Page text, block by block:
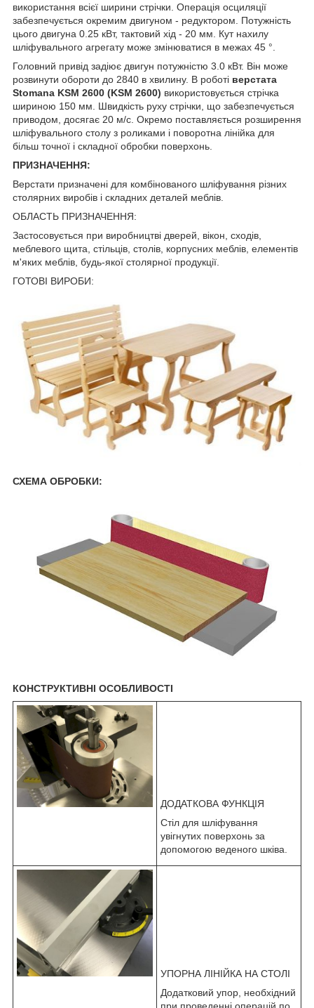
використання всієї ширини стрічки. Операція осциляції
забезпечується окремим двигуном - редуктором. Потужність
цього двигуна 0.25 кВт, тактовий хід - 20 мм. Кут нахилу
шліфувального агрегату може змінюватися в межах 45 °.
Головний привід задіює двигун потужністю 3.0 кВт. Він може
розвинути обороти до 2840 в хвилину. В роботі верстата
Stomana KSM 2600 (KSM 2600) використовується стрічка
шириною 150 мм. Швидкість руху стрічки, що забезпечується
приводом, досягає 20 м/с. Окремо поставляється розширення
шліфувального столу з роликами і поворотна лінійка для
більш точної і складної обробки поверхонь.
ПРИЗНАЧЕННЯ:
Верстати призначені для комбінованого шліфування різних
столярних виробів і складних деталей меблів.
ОБЛАСТЬ ПРИЗНАЧЕННЯ:
Застосовується при виробництві дверей, вікон, сходів,
меблевого щита, стільців, столів, корпусних меблів, елементів
м'яких меблів, будь-якої столярної продукції.
ГОТОВІ ВИРОБИ:
СХЕМА ОБРОБКИ:
КОНСТРУКТИВНІ ОСОБЛИВОСТІ
ДОДАТКОВА ФУНКЦІЯ
Стіл для шліфування
увігнутих поверхонь за
допомогою веденого шківа.
УПОРНА ЛІНІЙКА НА СТОЛІ
Додатковий упор, необхідний
при проведенні операцій по